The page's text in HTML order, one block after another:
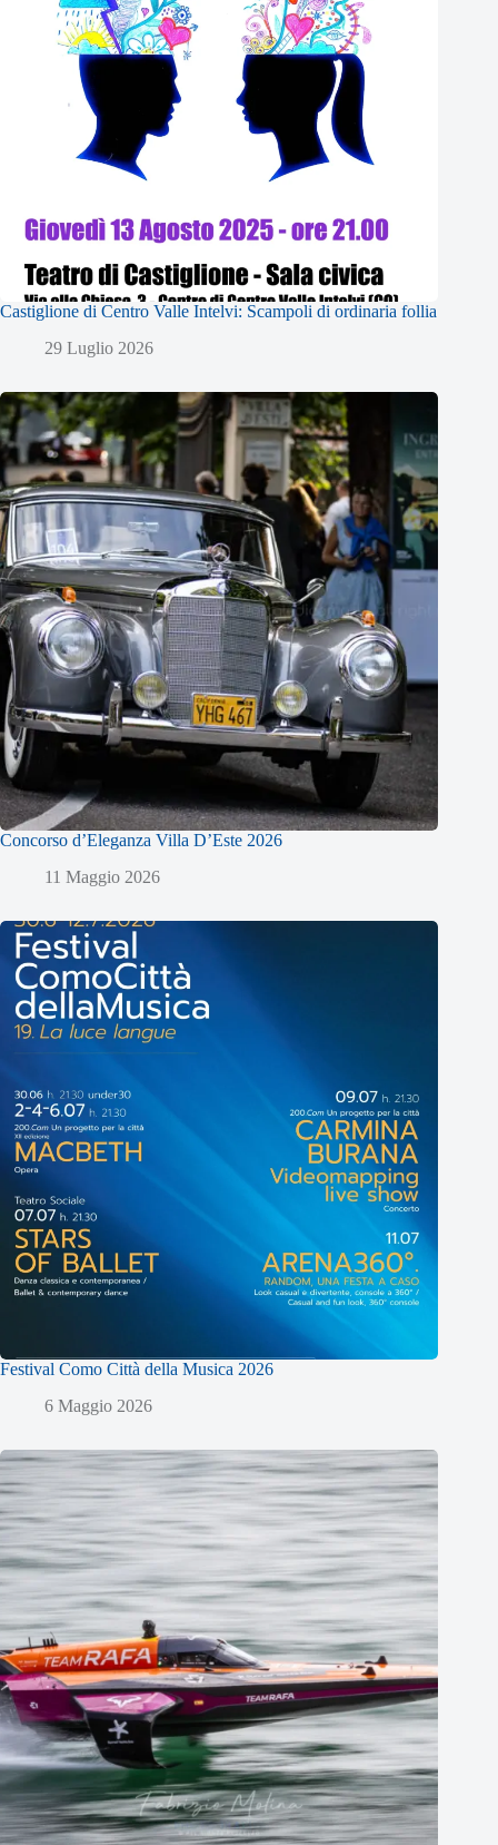
Castiglione di Centro Valle Intelvi: Scampoli di ordinaria follia
29 Luglio 2026
Concorso d’Eleganza Villa D’Este 2026
11 Maggio 2026
Festival Como Città della Musica 2026
6 Maggio 2026